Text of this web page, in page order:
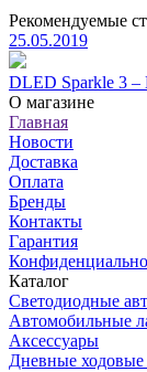
Рекомендуемые
25.05.2019
DLED Sparkle 3 –
О магазине
Главная
Новости
Доставка
Оплата
Бренды
Контакты
Гарантия
Каталог
Светодиодные
Автомобильные
Аксессуары
Дневные ходовые